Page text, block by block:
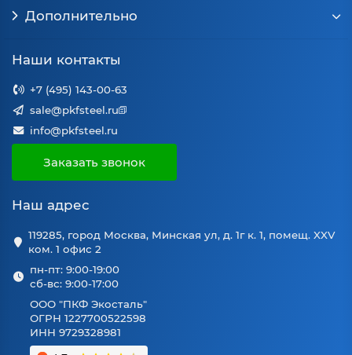
Дополнительно
Наши контакты
+7 (495) 143-00-63
sale@pkfsteel.ru
info@pkfsteel.ru
Заказать звонок
Наш адрес
119285, город Москва, Минская ул, д. 1г к. 1, помещ. XXV
ком. 1 офис 2
пн-пт: 9:00-19:00
сб-вс: 9:00-17:00
ООО "ПКФ Экосталь"
ОГРН 1227700522598
ИНН 9729328981